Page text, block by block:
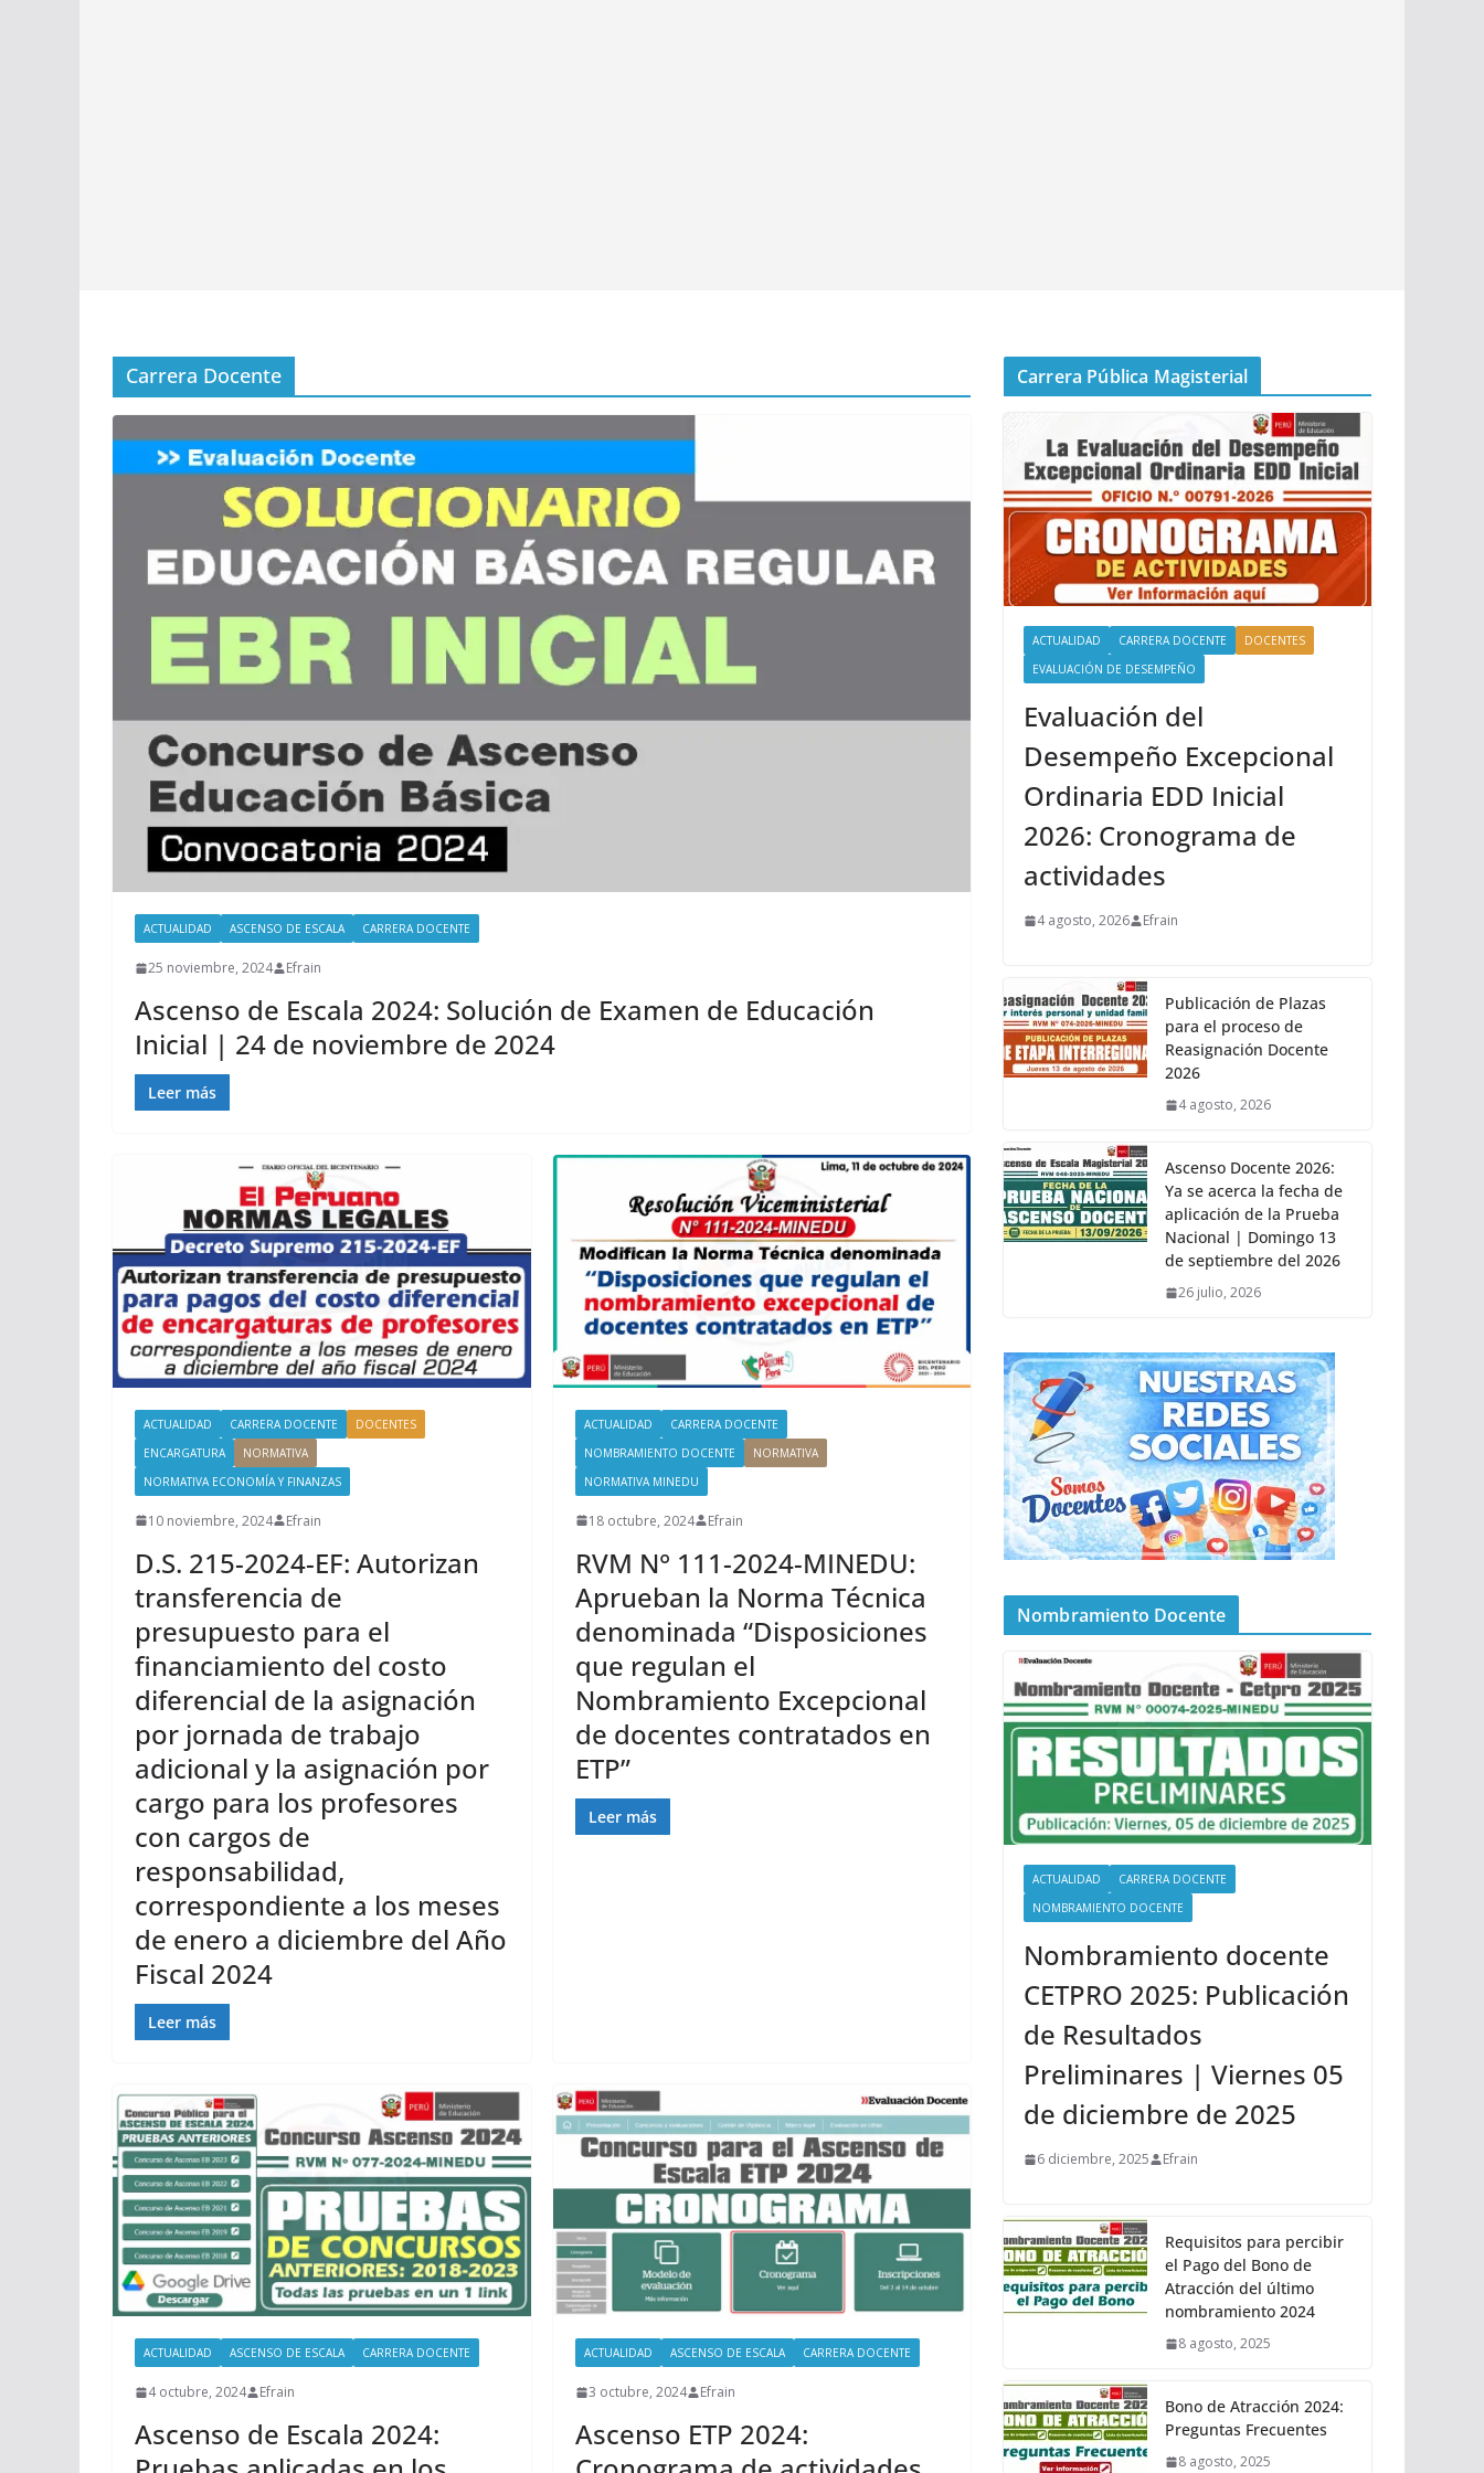
Carrera Docente
ACTUALIDAD ASCENSO DE ESCALA CARRERA DOCENTE
25 noviembre, 2024 Efrain
Ascenso de Escala 2024: Solución de Examen de Educación
Inicial | 24 de noviembre de 2024
Leer más
ACTUALIDAD CARRERA DOCENTE
DOCENTES
ENCARGATURA
NORMATIVA
NORMATIVA ECONOMÍA Y FINANZAS
10 noviembre, 2024 Efrain
D.S. 215-2024-EF: Autorizan
transferencia de
presupuesto para el
financiamiento del costo
diferencial de la asignación
por jornada de trabajo
adicional y la asignación por
cargo para los profesores
con cargos de
responsabilidad,
correspondiente a los meses
de enero a diciembre del Año
Fiscal 2024
Leer más
ACTUALIDAD
CARRERA DOCENTE
NOMBRAMIENTO DOCENTE
NORMATIVA
NORMATIVA MINEDU
18 octubre, 2024 Efrain
RVM N° 111-2024-MINEDU:
Aprueban la Norma Técnica
denominada “Disposiciones
que regulan el
Nombramiento Excepcional
de docentes contratados en
ETP”
Leer más
ACTUALIDAD ASCENSO DE ESCALA CARRERA DOCENTE
4 octubre, 2024 Efrain
Ascenso de Escala 2024:
ACTUALIDAD ASCENSO DE ESCALA CARRERA DOCENTE
3 octubre, 2024 Efrain
Ascenso ETP 2024:
Carrera Pública Magisterial
ACTUALIDAD CARRERA DOCENTE
DOCENTES
EVALUACIÓN DE DESEMPEÑO
Evaluación del
Desempeño Excepcional
Ordinaria EDD Inicial
2026: Cronograma de
actividades
4 agosto, 2026 Efrain
Publicación de Plazas
para el proceso de
Reasignación Docente
2026
4 agosto, 2026
Ascenso Docente 2026:
Ya se acerca la fecha de
aplicación de la Prueba
Nacional | Domingo 13
de septiembre del 2026
26 julio, 2026
Nombramiento Docente
ACTUALIDAD
CARRERA DOCENTE
NOMBRAMIENTO DOCENTE
Nombramiento docente
CETPRO 2025: Publicación
de Resultados
Preliminares | Viernes 05
de diciembre de 2025
6 diciembre, 2025 Efrain
Requisitos para percibir
el Pago del Bono de
Atracción del último
nombramiento 2024
8 agosto, 2025
Bono de Atracción 2024:
Preguntas Frecuentes
8 agosto, 2025